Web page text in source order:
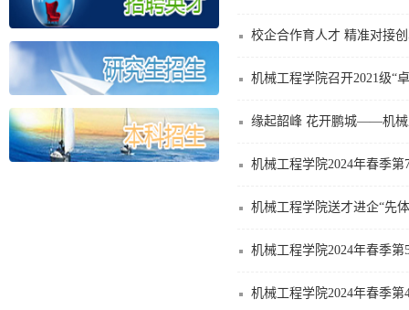
校企合作育人才 精准对接
机械工程学院召开2021级“
缘起韶峰 花开鹏城——机械
机械工程学院2024年春季
机械工程学院送才进企“先
机械工程学院2024年春季
机械工程学院2024年春季